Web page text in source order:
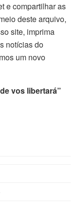
e compartilhar as
deste arquivo,
site, imprima
notícias do
um novo
vos libertará”